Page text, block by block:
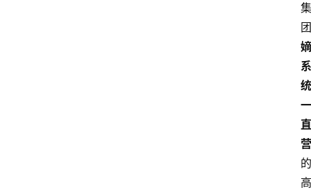
集
团
嫡
系
统
一
直
营
的
高